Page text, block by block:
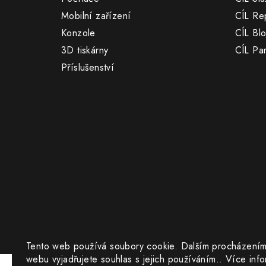
Tento web používá soubory cookie. Dalším
webu vyjadřujete souhlas s jejich používáním.. Více
Mobilní zařízení
Konzole
3D tiskárny
Příslušenství
CÍL
CÍL
CÍL